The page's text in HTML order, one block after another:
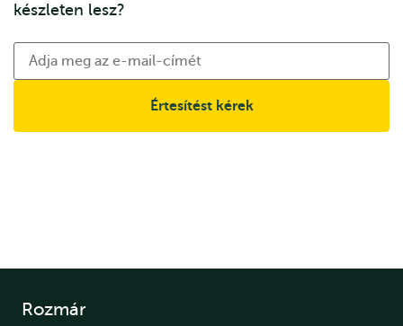
készleten lesz?
Értesítést kérek
Rozmár